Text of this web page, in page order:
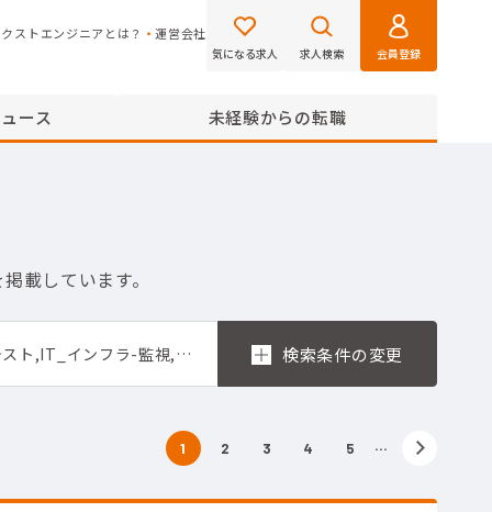
ストエンジニアとは？ 運営会社
気になる求人 求人検索 会員登録
ース 未経験からの転職
載しています。
IT_インフラ-要件定義,IT_インフラ-基本設計,IT_インフラ-詳細設計,IT_インフラ-構築,IT_インフラ-テスト,IT_インフラ-監視,IT_インフラ-保守,IT_インフラ-セールスエンジニア,IT_インフラ-設計・構築,IT_インフラ-運用・保守,IT_インフラ-キッティング,IT_インフラ-カスタマーサポート,IT_インフラ-監視・データセンター,IT_インフラ-テスト・評価
1 2 3 4 5 …